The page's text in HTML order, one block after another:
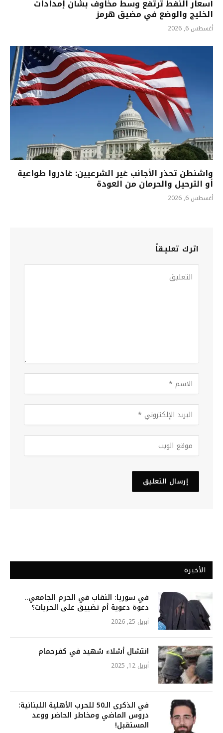
أسعار النفط ترتفع وسط مخاوف بشأن إمدادات
الخليج والوضع في مضيق هرمز
أغسطس 6, 2026
واشنطن تحذر الأجانب غير الشرعيين: غادروا طواعية
أو الترحيل والحرمان من العودة
أغسطس 6, 2026
اترك تعليقاً
الأخيرة
في سوريا: النقاب في الحرم الجامعي..
دعوة دعوية أم تضييق على الحريات؟
أبريل 25, 2026
انتشال أشلاء شهيد في كفرحمام
أبريل 12, 2025
في الذكرى الـ50 للحرب الأهلية اللبنانية:
دروس الماضي ومخاطر الحاضر ووعد
المستقبل!